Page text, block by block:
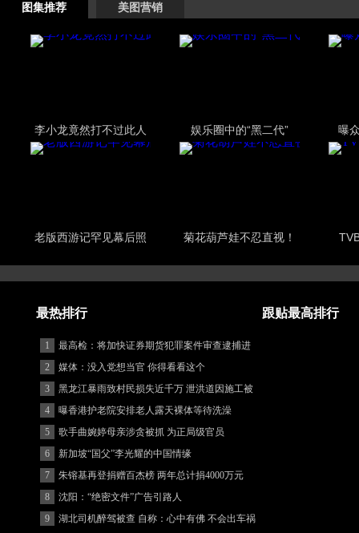
图集推荐 美图营销
李小龙竟然打不过此人 娱乐圈中的“黑二代” 曝
老版西游记罕见幕后照 菊花葫芦娃不忍直视！
最热排行 跟贴最高排行
1
最高检：将加快证券期货犯罪案件审查逮捕进
度
2
媒体：没入党想当官 你得看看这个
3
黑龙江暴雨致村民损失近千万 泄洪道因施工被
堵
4
曝香港护老院安排老人露天裸体等待洗澡
5
歌手曲婉婷母亲涉贪被抓 为正局级官员
6
新加坡“国父”李光耀的中国情缘
7
朱镕基再登捐赠百杰榜 两年总计捐4000万元
8
沈阳：“绝密文件”广告引路人
9
湖北司机醉驾被查 自称：心中有佛 不会出车祸